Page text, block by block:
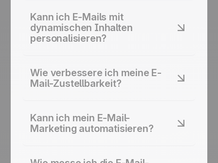
Kann ich E-Mails mit
dynamischen Inhalten
personalisieren?
und Verhaltensdaten verwenden, um jede
Nachricht anzupassen. Verschiedenen
Segmenten verschiedene Produkte, Angebote
Wie verbessere ich meine E-
Mail-Zustellbarkeit?
Tools: Domain-Authentifizierung (SPF, DKIM,
DMARC), dedizierte IP-Optionen und Echtzeit-
Absenderreputations-Monitoring. Intelligente E-
Kann ich mein E-Mail-
Marketing automatisieren?
Onboarding, Reaktivierung,